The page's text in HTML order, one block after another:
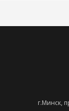
г.Минск,